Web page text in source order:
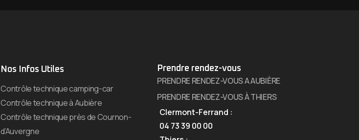
Nos Infos Utiles
Contrôle technique camping-car
Contrôle technique à Aubière
Contrôle technique près de Cournon-
d’Auvergne
Prendre rendez-vous
PRENDRE RENDEZ-VOUS A AUBIÈRE
PRENDRE RENDEZ-VOUS À THIERS
Clermont-Ferrand :
04 73 39 00 00